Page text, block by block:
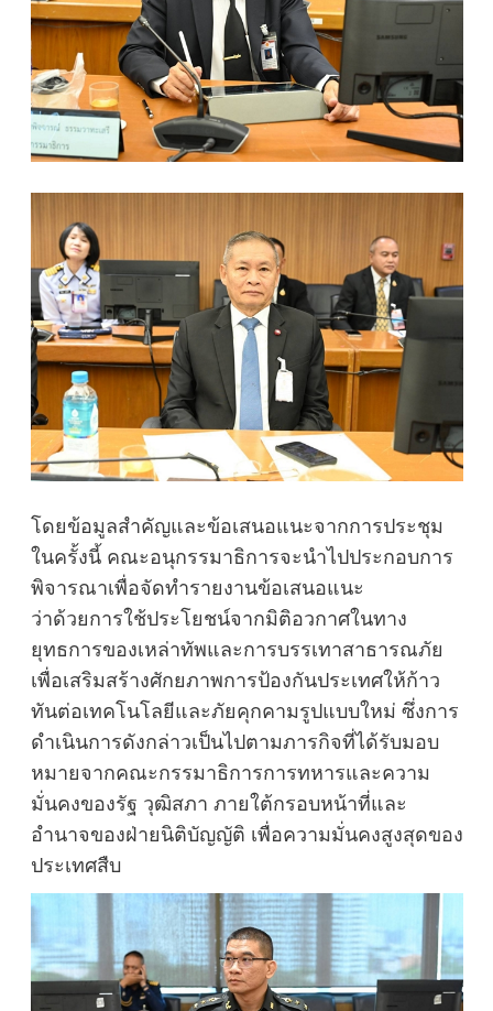
โดยข้อมูลสำคัญและข้อเสนอแนะจากการประชุม
ในครั้งนี้ คณะอนุกรรมาธิการจะนำไปประกอบการ
พิจารณาเพื่อจัดทำรายงานข้อเสนอแนะ
ว่าด้วยการใช้ประโยชน์จากมิติอวกาศในทาง
ยุทธการของเหล่าทัพและการบรรเทาสาธารณภัย
เพื่อเสริมสร้างศักยภาพการป้องกันประเทศให้ก้าว
ทันต่อเทคโนโลยีและภัยคุกคามรูปแบบใหม่ ซึ่งการ
ดำเนินการดังกล่าวเป็นไปตามภารกิจที่ได้รับมอบ
หมายจากคณะกรรมาธิการการทหารและความ
มั่นคงของรัฐ วุฒิสภา ภายใต้กรอบหน้าที่และ
อำนาจของฝ่ายนิติบัญญัติ เพื่อความมั่นคงสูงสุดของ
ประเทศสืบ